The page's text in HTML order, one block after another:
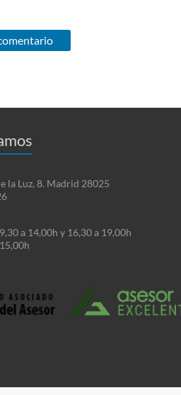
la Luz, 8. Madrid 28025
a 14,00h y 16,30 a 19,00h